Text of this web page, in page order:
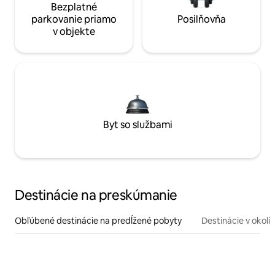
Bezplatné
parkovanie priamo
v objekte
Posilňovňa
Byt so službami
Destinácie na preskúmanie
Obľúbené destinácie na predĺžené pobyty Destinácie v okolí